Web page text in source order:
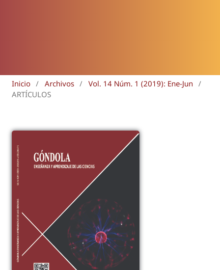
Inicio / Archivos / Vol. 14 Núm. 1 (2019): Ene-Jun
/
ARTÍCULOS